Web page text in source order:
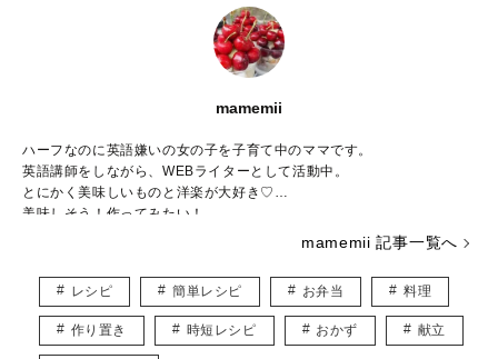
mamemii
ハーフなのに英語嫌いの女の子を子育て中のママです。
英語講師をしながら、WEBライターとして活動中。
とにかく美味しいものと洋楽が大好き♡
美味しそう！作ってみたい！
mamemii 記事一覧へ
レシピ 簡単レシピ お弁当 料理
作り置き 時短レシピ おかず 献立